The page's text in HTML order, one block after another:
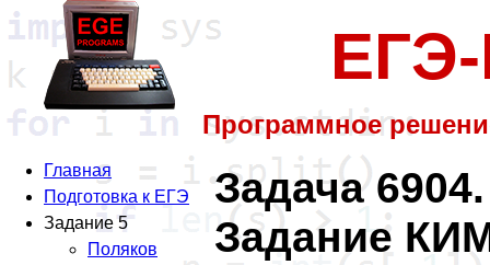
Программное
Главная
Подготовка к ЕГЭ
Задание 5
Поляков
Задача
Задание